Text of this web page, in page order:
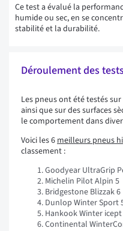
Ce test a évalué la
humide ou sec, en se
stabilité et la durabilité.
Déroulement des
Les pneus ont été testés
ainsi que sur des surfaces
le comportement dans
Voici les 6 meilleurs pneus
classement :
Goodyear UltraGrip
Michelin Pilot Alpin 5
Bridgestone Blizzak 6
Dunlop Winter Sport
Hankook Winter icept
Continental